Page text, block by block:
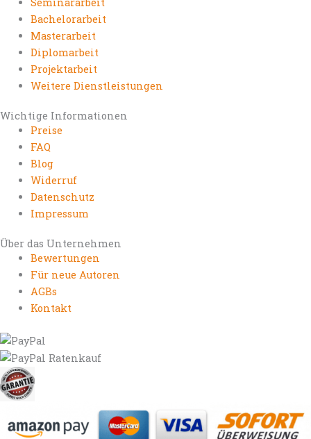
Bachelorarbeit
Masterarbeit
Diplomarbeit
Projektarbeit
Weitere Dienstleistungen
Wichtige Informationen
Preise
FAQ
Blog
Widerruf
Datenschutz
Impressum
Über das Unternehmen
Bewertungen
Für neue Autoren
AGBs
Kontakt